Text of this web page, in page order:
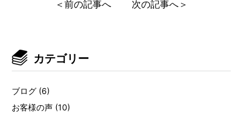
＜前の記事へ 次の記事へ＞
カテゴリー
ブログ (6)
お客様の声 (10)